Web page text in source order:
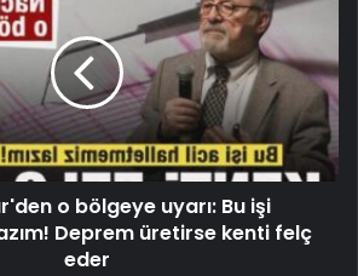
o bölgeye uyarı: Bu işi
Deprem üretirse kenti felç
eder